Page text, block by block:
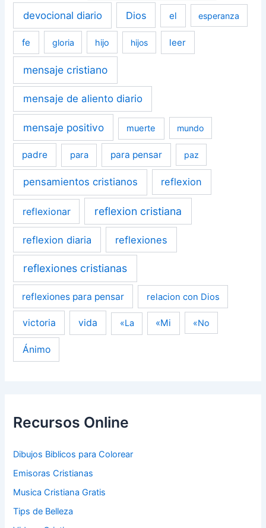
devocional diario Dios el esperanza
fe gloria hijo hijos leer
mensaje cristiano
mensaje de aliento diario
mensaje positivo muerte mundo
padre para para pensar paz
pensamientos cristianos reflexion
reflexionar reflexion cristiana
reflexion diaria reflexiones
reflexiones cristianas
reflexiones para pensar relacion con Dios
victoria vida «La «Mi «No
Ánimo
Recursos Online
Dibujos Biblicos para Colorear
Emisoras Cristianas
Musica Cristiana Gratis
Tips de Belleza